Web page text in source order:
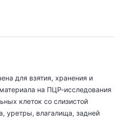
для взятия, хранения и
на ПЦР-исследования
клеток со слизистой
уретры, влагалища, задней